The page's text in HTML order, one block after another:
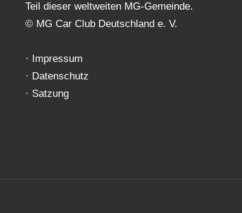
Teil dieser weltweiten MG-Gemeinde.
© MG Car Club Deutschland e. V.
· Impressum
· Datenschutz
· Satzung